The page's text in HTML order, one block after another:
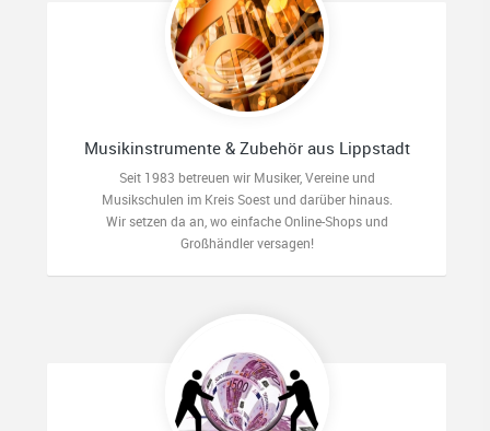
Musikinstrumente & Zubehör aus Lippstadt
Seit 1983 betreuen wir Musiker, Vereine und
Musikschulen im Kreis Soest und darüber hinaus.
Wir setzen da an, wo einfache Online-Shops und
Großhändler versagen!